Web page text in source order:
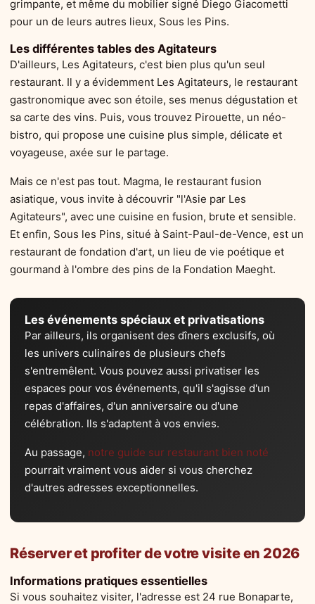
grimpante, et même du mobilier signé Diego Giacometti
pour un de leurs autres lieux, Sous les Pins.
Les différentes tables des Agitateurs
D'ailleurs, Les Agitateurs, c'est bien plus qu'un seul
restaurant. Il y a évidemment Les Agitateurs, le restaurant
gastronomique avec son étoile, ses menus dégustation et
sa carte des vins. Puis, vous trouvez Pirouette, un néo-
bistro, qui propose une cuisine plus simple, délicate et
voyageuse, axée sur le partage.
Mais ce n'est pas tout. Magma, le restaurant fusion
asiatique, vous invite à découvrir "l'Asie par Les
Agitateurs", avec une cuisine en fusion, brute et sensible.
Et enfin, Sous les Pins, situé à Saint-Paul-de-Vence, est un
restaurant de fondation d'art, un lieu de vie poétique et
gourmand à l'ombre des pins de la Fondation Maeght.
Les événements spéciaux et privatisations
Par ailleurs, ils organisent des dîners exclusifs, où
les univers culinaires de plusieurs chefs
s'entremêlent. Vous pouvez aussi privatiser les
espaces pour vos événements, qu'il s'agisse d'un
repas d'affaires, d'un anniversaire ou d'une
célébration. Ils s'adaptent à vos envies.
Au passage, notre guide sur restaurant bien noté
pourrait vraiment vous aider si vous cherchez
d'autres adresses exceptionnelles.
Réserver et profiter de votre visite en 2026
Informations pratiques essentielles
Si vous souhaitez visiter, l'adresse est 24 rue Bonaparte,